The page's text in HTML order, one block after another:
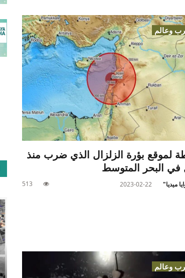
وعالم
لموقع بؤرة الزلزال الذي ضرب منذ
في البحر المتوسط
ميديا" 2023-02-22
513
وعالم